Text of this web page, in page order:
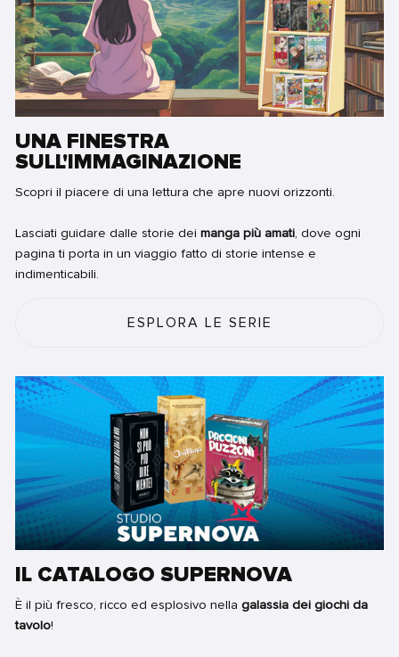
UNA FINESTRA
SULL'IMMAGINAZIONE
Scopri il piacere di una lettura che apre nuovi orizzonti.
Lasciati guidare dalle storie dei manga più amati, dove ogni
pagina ti porta in un viaggio fatto di storie intense e
indimenticabili.
ESPLORA LE SERIE
IL CATALOGO SUPERNOVA
È il più fresco, ricco ed esplosivo nella galassia dei giochi da
tavolo!